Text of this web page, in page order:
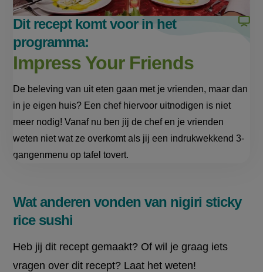
Dit recept komt voor in het
programma:
Impress Your Friends
De beleving van uit eten gaan met je vrienden, maar dan
in je eigen huis? Een chef hiervoor uitnodigen is niet
meer nodig! Vanaf nu ben jij de chef en je vrienden
weten niet wat ze overkomt als jij een indrukwekkend 3-
gangenmenu op tafel tovert.
Wat anderen vonden van nigiri sticky
rice sushi
Heb jij dit recept gemaakt? Of wil je graag iets
vragen over dit recept? Laat het weten!